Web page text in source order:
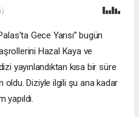
Gece Yarısı” bugün
Hazal Kaya ve
yayınlandıktan kısa bir süre
Diziyle ilgili şu ana kadar
yapıldı.